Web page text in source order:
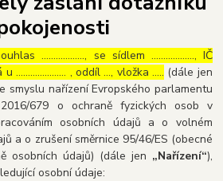
……………..., se sídlem ………………, IČ
u ………………… , oddíl …, vložka ….. (dále jen
smyslu nařízení Evropského parlamentu
679 o ochraně fyzických osob v
osobních údajů a o volném
a o zrušení směrnice 95/46/ES (obecné
osobních údajů) (dále jen „Nařízení“),
osobní údaje: